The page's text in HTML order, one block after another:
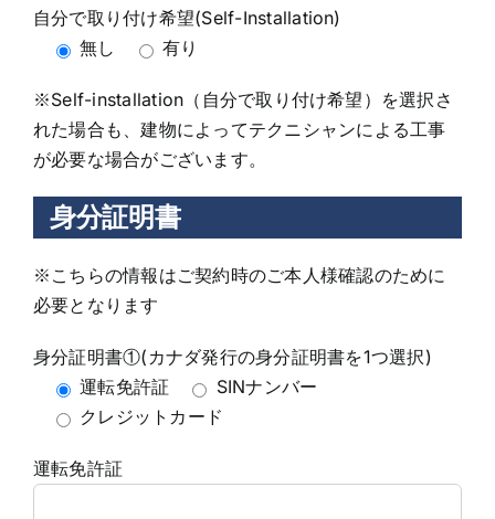
自分で取り付け希望(Self-Installation)
無し
有り
※Self-installation（自分で取り付け希望）を選択さ
れた場合も、建物によってテクニシャンによる工事
が必要な場合がございます。
身分証明書
※こちらの情報はご契約時のご本人様確認のために
必要となります
身分証明書①(カナダ発行の身分証明書を1つ選択)
運転免許証
SINナンバー
クレジットカード
運転免許証